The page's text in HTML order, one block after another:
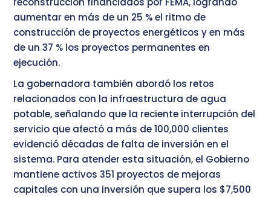
aumentar en más de un 25 % el ritmo de
construcción de proyectos energéticos y en más
de un 37 % los proyectos permanentes en
ejecución.
La gobernadora también abordó los retos
relacionados con la infraestructura de agua
potable, señalando que la reciente interrupción del
servicio que afectó a más de 100,000 clientes
evidenció décadas de falta de inversión en el
sistema. Para atender esta situación, el Gobierno
mantiene activos 351 proyectos de mejoras
capitales con una inversión que supera los $7,500